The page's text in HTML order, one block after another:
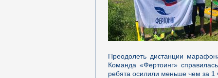
Преодолеть дистанции
Команда «Фертоинг»
ребята осилили меньше чем за 1